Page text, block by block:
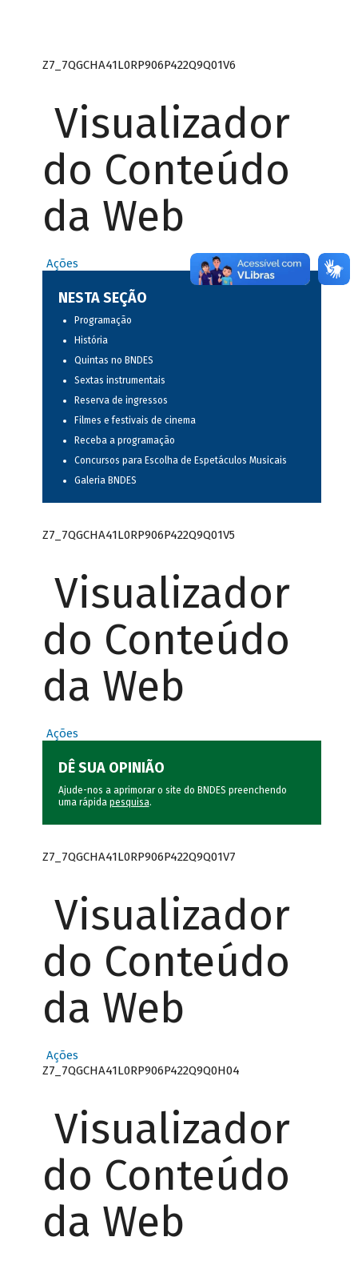
Z7_7QGCHA41L0RP906P422Q9Q01V6
Visualizador
do Conteúdo
da Web
Ações
NESTA SEÇÃO
Programação
História
Quintas no BNDES
Sextas instrumentais
Reserva de ingressos
Filmes e festivais de cinema
Receba a programação
Concursos para Escolha de Espetáculos Musicais
Galeria BNDES
Z7_7QGCHA41L0RP906P422Q9Q01V5
Visualizador
do Conteúdo
da Web
Ações
DÊ SUA OPINIÃO
Ajude-nos a aprimorar o site do BNDES preenchendo
uma rápida pesquisa.
Z7_7QGCHA41L0RP906P422Q9Q01V7
Visualizador
do Conteúdo
da Web
Ações
Z7_7QGCHA41L0RP906P422Q9Q0H04
Visualizador
do Conteúdo
da Web